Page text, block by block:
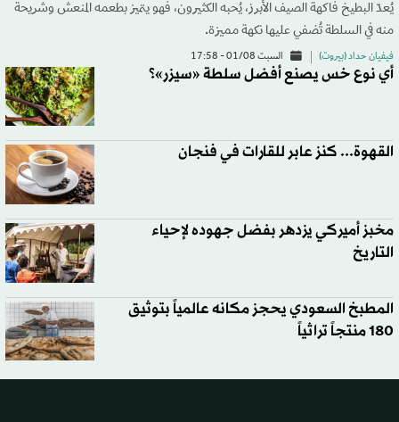
يُعدّ البطيخ فاكهة الصيف الأبرز، يُحبه الكثيرون، فهو يتميز بطعمه المنعش وشريحة
منه في السلطة تُضفي عليها نكهة مميزة.
فيفيان حداد (بيروت) السبت 01/08 - 17:58
أي نوع خس يصنع أفضل سلطة «سيزر»؟
القهوة... كنز عابر للقارات في فنجان
مخبز أميركي يزدهر بفضل جهوده لإحياء
التاريخ
المطبخ السعودي يحجز مكانه عالمياً بتوثيق
180 منتجاً تراثياً